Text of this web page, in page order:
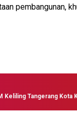
pembangunan,
Keliling Tangerang Kota